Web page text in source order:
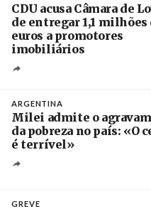
CDU acusa Câmara de
de entregar 1,1 milhões
euros a promotores
imobiliários
ARGENTINA
Milei admite o
da pobreza no país: «O
é terrível»
GREVE